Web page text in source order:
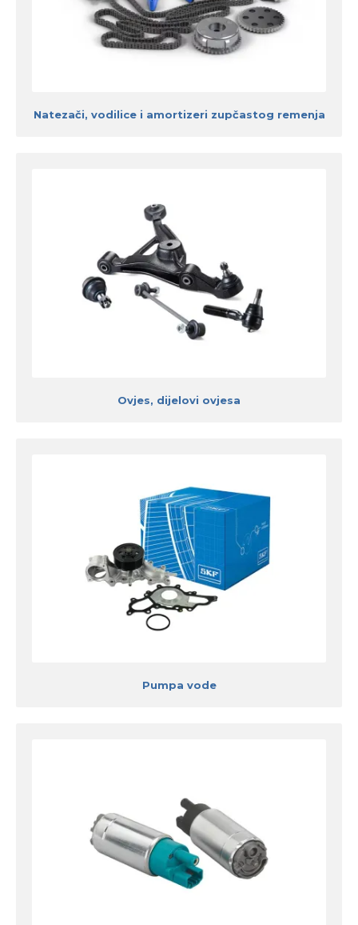
Natezači, vodilice i amortizeri zupčastog remenja
Ovjes, dijelovi ovjesa
Pumpa vode